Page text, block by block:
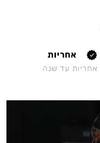
אחריות
אחריות עד שנה